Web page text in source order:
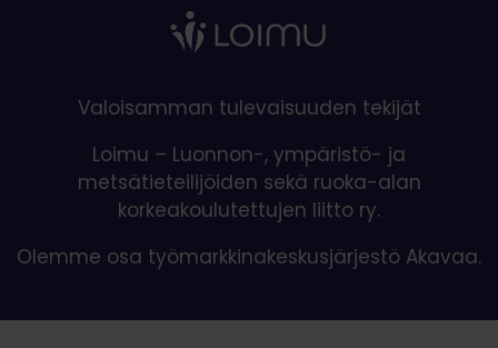
Valoisamman tulevaisuuden tekijät
Loimu – Luonnon-, ympäristö- ja
metsätieteilijöiden sekä ruoka-alan
korkeakoulutettujen liitto ry.
Olemme osa työmarkkinakeskusjärjestö Akavaa.